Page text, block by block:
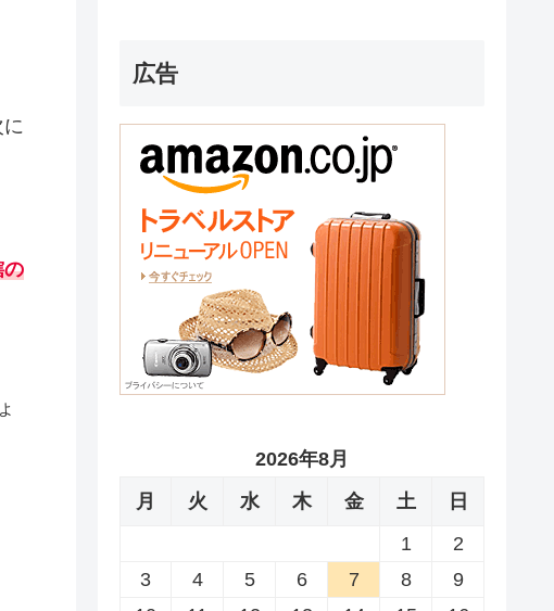
広告
2026年8月
月
火 水 木 金 土
日
1
2
3
4 5 6 7 8
9